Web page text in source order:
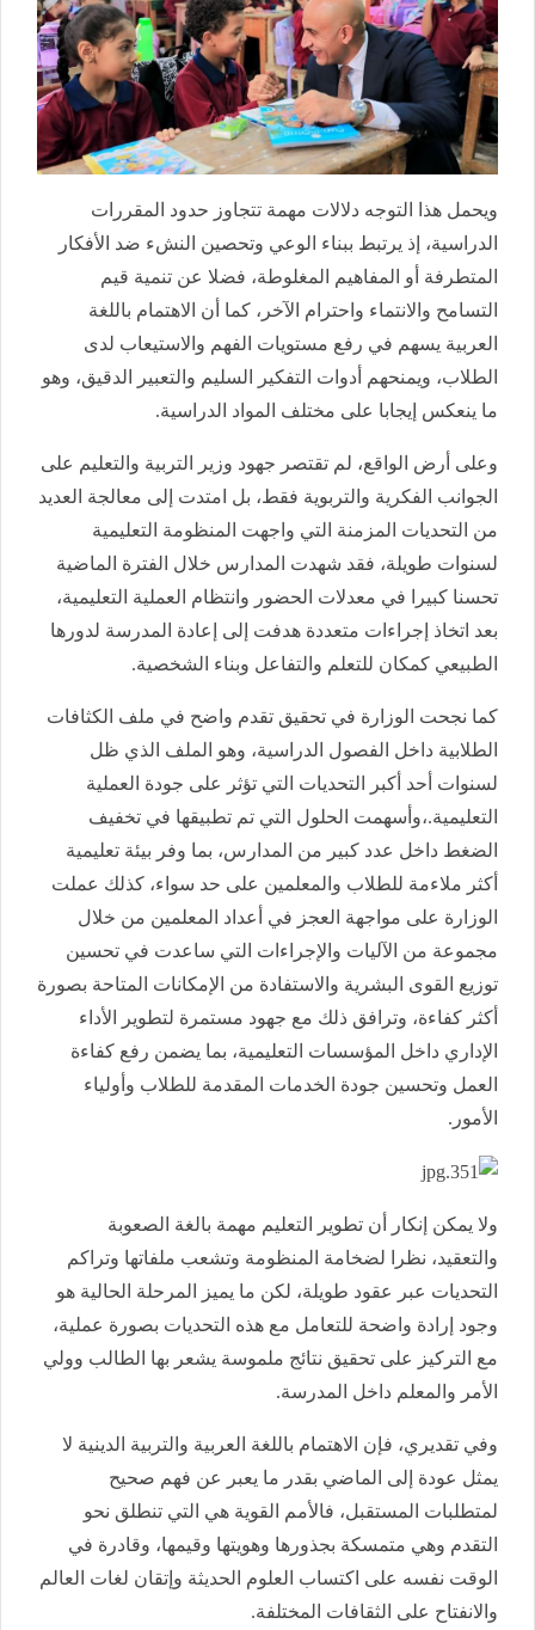
ويحمل هذا التوجه دلالات مهمة تتجاوز حدود المقررات
الدراسية، إذ يرتبط ببناء الوعي وتحصين النشء ضد الأفكار
المتطرفة أو المفاهيم المغلوطة، فضلا عن تنمية قيم
التسامح والانتماء واحترام الآخر، كما أن الاهتمام باللغة
العربية يسهم في رفع مستويات الفهم والاستيعاب لدى
الطلاب، ويمنحهم أدوات التفكير السليم والتعبير الدقيق، وهو
ما ينعكس إيجابا على مختلف المواد الدراسية.
وعلى أرض الواقع، لم تقتصر جهود وزير التربية والتعليم على
الجوانب الفكرية والتربوية فقط، بل امتدت إلى معالجة العديد
من التحديات المزمنة التي واجهت المنظومة التعليمية
لسنوات طويلة، فقد شهدت المدارس خلال الفترة الماضية
تحسنا كبيرا في معدلات الحضور وانتظام العملية التعليمية،
بعد اتخاذ إجراءات متعددة هدفت إلى إعادة المدرسة لدورها
الطبيعي كمكان للتعلم والتفاعل وبناء الشخصية.
كما نجحت الوزارة في تحقيق تقدم واضح في ملف الكثافات
الطلابية داخل الفصول الدراسية، وهو الملف الذي ظل
لسنوات أحد أكبر التحديات التي تؤثر على جودة العملية
التعليمية.،وأسهمت الحلول التي تم تطبيقها في تخفيف
الضغط داخل عدد كبير من المدارس، بما وفر بيئة تعليمية
أكثر ملاءمة للطلاب والمعلمين على حد سواء، كذلك عملت
الوزارة على مواجهة العجز في أعداد المعلمين من خلال
مجموعة من الآليات والإجراءات التي ساعدت في تحسين
توزيع القوى البشرية والاستفادة من الإمكانات المتاحة بصورة
أكثر كفاءة، وترافق ذلك مع جهود مستمرة لتطوير الأداء
الإداري داخل المؤسسات التعليمية، بما يضمن رفع كفاءة
العمل وتحسين جودة الخدمات المقدمة للطلاب وأولياء
الأمور.
ولا يمكن إنكار أن تطوير التعليم مهمة بالغة الصعوبة
والتعقيد، نظرا لضخامة المنظومة وتشعب ملفاتها وتراكم
التحديات عبر عقود طويلة، لكن ما يميز المرحلة الحالية هو
وجود إرادة واضحة للتعامل مع هذه التحديات بصورة عملية،
مع التركيز على تحقيق نتائج ملموسة يشعر بها الطالب وولي
الأمر والمعلم داخل المدرسة.
وفي تقديري، فإن الاهتمام باللغة العربية والتربية الدينية لا
يمثل عودة إلى الماضي بقدر ما يعبر عن فهم صحيح
لمتطلبات المستقبل، فالأمم القوية هي التي تنطلق نحو
التقدم وهي متمسكة بجذورها وهويتها وقيمها، وقادرة في
الوقت نفسه على اكتساب العلوم الحديثة وإتقان لغات العالم
والانفتاح على الثقافات المختلفة.